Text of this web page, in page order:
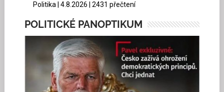
Politika | 4.8.2026 | 2431 přečtení
POLITICKÉ PANOPTIKUM